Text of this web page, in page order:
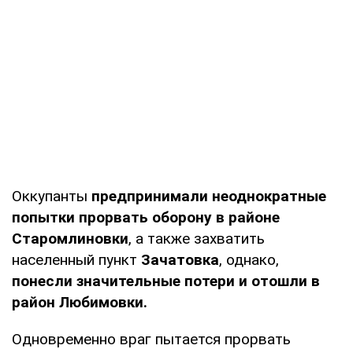
Оккупанты предпринимали неоднократные
попытки прорвать оборону в районе
Старомлиновки, а также захватить
населенный пункт Зачатовка, однако,
понесли значительные потери и отошли в
район Любимовки.
Одновременно враг пытается прорвать